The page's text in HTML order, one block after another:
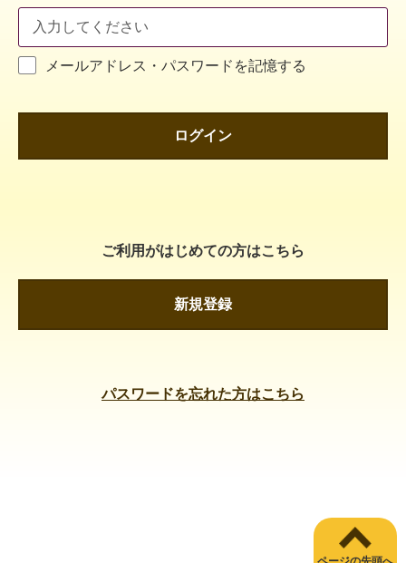
メールアドレス・パスワードを記憶する
ログイン
ご利用がはじめての方はこちら
新規登録
パスワードを忘れた方はこちら